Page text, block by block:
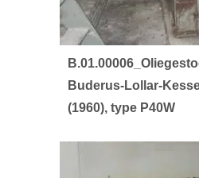
Buderus-Lollar-
(1960), type P40W